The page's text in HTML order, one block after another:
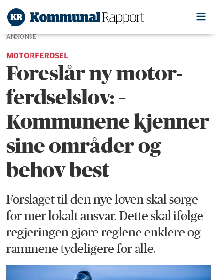
ANNONSE
MOTORFERDSEL
Foreslår ny motor­
ferdsels­lov: –
Kommunene kjenner
sine områder og
behov best
Forslaget til den nye loven skal sørge
for mer lokalt ansvar. Dette skal ifølge
regjeringen gjøre reglene enklere og
rammene tydeligere for alle.